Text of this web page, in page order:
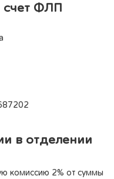
счет ФЛП
в отделении
комиссию 2% от суммы